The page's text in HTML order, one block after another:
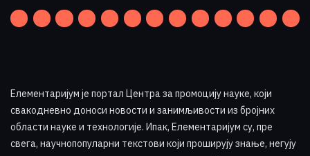
Елементаријум је портал Центра за промоцију науке, који
свакодневно доноси новости и занимљивости из бројних
области науке и технологије. Ипак, Елементаријум су, пре
свега, научнопопуларни текстови који проширују знање, негују